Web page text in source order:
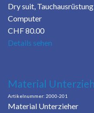
Dry suit,
Computer
CHF80.00
Details sehen
Material
2000-201
Material Unterzieher